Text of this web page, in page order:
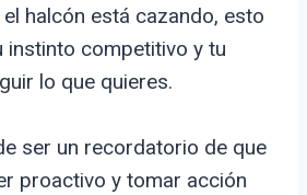
halcón está cazando, esto
instinto competitivo y tu
lo que quieres.
ser un recordatorio de que
proactivo y tomar acción